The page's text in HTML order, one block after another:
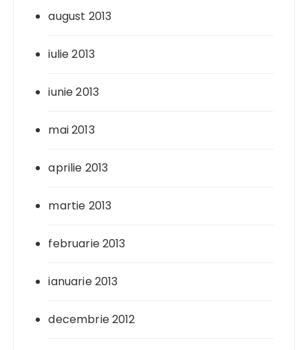
august 2013
iulie 2013
iunie 2013
mai 2013
aprilie 2013
martie 2013
februarie 2013
ianuarie 2013
decembrie 2012